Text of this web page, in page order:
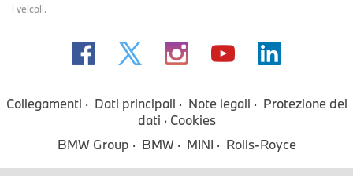
i veicoli.
Collegamenti Dati principali Note legali
Protezione dei
dati
Cookies
BMW Group
BMW MINI Rolls-Royce